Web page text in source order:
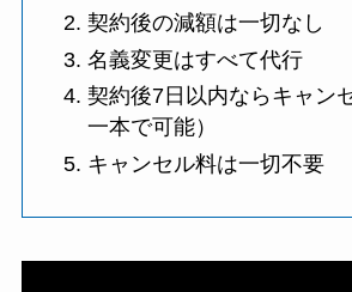
契約後の減額は一切なし
名義変更はすべて代行
契約後7日以内ならキャン
一本で可能）
キャンセル料は一切不要